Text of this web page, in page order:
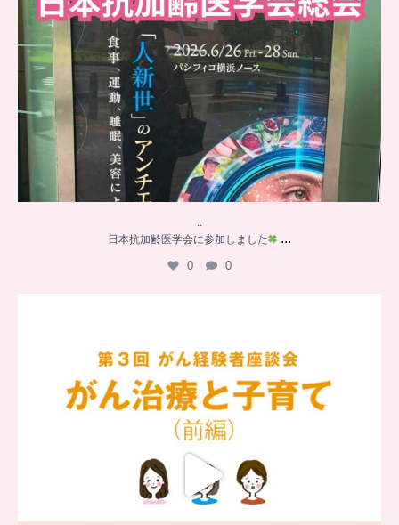
..
日本抗加齢医学会に参加しました
...
0 0